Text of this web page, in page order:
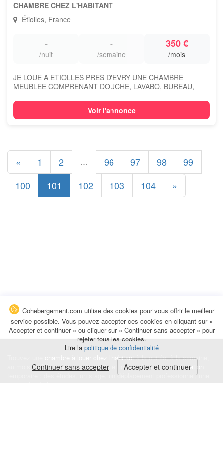
CHAMBRE CHEZ L'HABITANT
Étiolles, France
-
/nuit
-
/semaine
350 €
/mois
JE LOUE A ETIOLLES PRES D'EVRY UNE CHAMBRE
MEUBLEE COMPRENANT DOUCHE, LAVABO, BUREAU,
Voir l'annonce
« 1 2 ... 96 97 98
99
100
101 102 103 104 »
chambre à louer chez l'habitantà la nuitée, à la semaine,
au mois ou à l'année pour de courts et longs séjours, unecolocation
temporaire : des études, un stage, un déplacement professionnel, une
Cohebergement.com utilise des cookies pour vous offrir le meilleur
service possible. Vous pouvez accepter ces cookies en cliquant sur «
Accepter et continuer » ou cliquer sur « Continuer sans accepter » pour
rejeter tous les cookies.
Lire la politique de confidentialité
Continuer sans accepter Accepter et continuer